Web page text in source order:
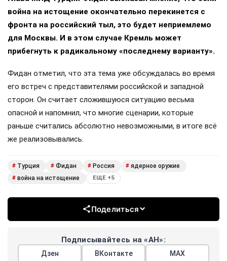
война на истощение окончательно перекинется с
фронта на российский тыл, это будет неприемлемо
для Москвы. И в этом случае Кремль может
прибегнуть к радикальному «последнему варианту».
Фидан отметил, что эта тема уже обсуждалась во время
его встреч с представителями российской и западной
сторон. Он считает сложившуюся ситуацию весьма
опасной и напомнил, что многие сценарии, которые
раньше считались абсолютно невозможными, в итоге всё
же реализовывались.
# Турция # Фидан # Россия # ядерное оружие
# война на истощение ЕЩЕ +5
Поделиться
Подписывайтесь на «АН»:
Дзен ВКонтакте МАХ